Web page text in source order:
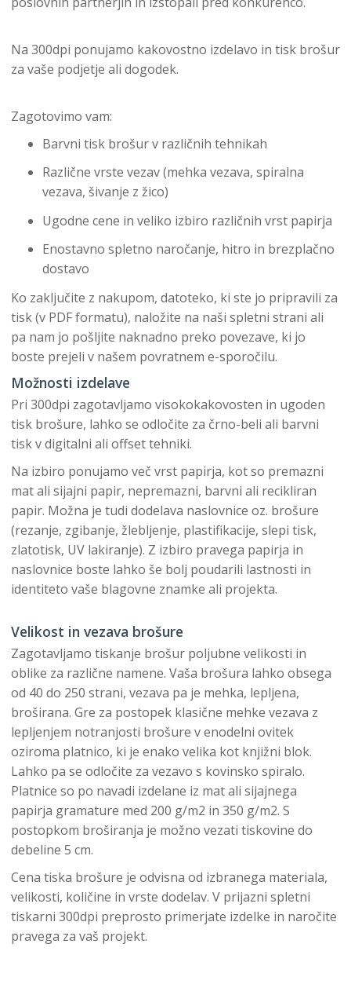
Na 300dpi ponujamo kakovostno izdelavo in tisk brošur
za vaše podjetje ali dogodek.
Zagotovimo vam:
Barvni tisk brošur v različnih tehnikah
Različne vrste vezav (mehka vezava, spiralna
vezava, šivanje z žico)
Ugodne cene in veliko izbiro različnih vrst papirja
Enostavno spletno naročanje, hitro in brezplačno
dostavo
Ko zaključite z nakupom, datoteko, ki ste jo pripravili za
tisk (v PDF formatu), naložite na naši spletni strani ali
pa nam jo pošljite naknadno preko povezave, ki jo
boste prejeli v našem povratnem e-sporočilu.
Možnosti izdelave
Pri 300dpi zagotavljamo visokokakovosten in ugoden
tisk brošure, lahko se odločite za črno-beli ali barvni
tisk v digitalni ali offset tehniki.
Na izbiro ponujamo več vrst papirja, kot so premazni
mat ali sijajni papir, nepremazni, barvni ali recikliran
papir. Možna je tudi dodelava naslovnice oz. brošure
(rezanje, zgibanje, žlebljenje, plastifikacije, slepi tisk,
zlatotisk, UV lakiranje). Z izbiro pravega papirja in
naslovnice boste lahko še bolj poudarili lastnosti in
identiteto vaše blagovne znamke ali projekta.
Velikost in vezava brošure
Zagotavljamo tiskanje brošur poljubne velikosti in
oblike za različne namene. Vaša brošura lahko obsega
od 40 do 250 strani, vezava pa je mehka, lepljena,
broširana. Gre za postopek klasične mehke vezava z
lepljenjem notranjosti brošure v enodelni ovitek
oziroma platnico, ki je enako velika kot knjižni blok.
Lahko pa se odločite za vezavo s kovinsko spiralo.
Platnice so po navadi izdelane iz mat ali sijajnega
papirja gramature med 200 g/m2 in 350 g/m2. S
postopkom broširanja je možno vezati tiskovine do
debeline 5 cm.
Cena tiska brošure je odvisna od izbranega materiala,
velikosti, količine in vrste dodelav. V prijazni spletni
tiskarni 300dpi preprosto primerjate izdelke in naročite
pravega za vaš projekt.